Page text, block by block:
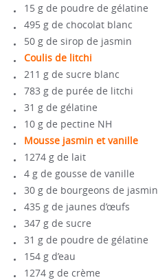
15 g de poudre de gélatine
495 g de chocolat blanc
50 g de sirop de jasmin
Coulis de litchi
211 g de sucre blanc
783 g de purée de litchi
31 g de gélatine
10 g de pectine NH
Mousse jasmin et vanille
1274 g de lait
4 g de gousse de vanille
30 g de bourgeons de jasmin
435 g de jaunes d’œufs
347 g de sucre
31 g de poudre de gélatine
154 g d’eau
1274 g de crème